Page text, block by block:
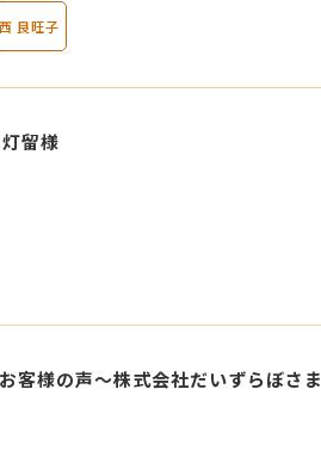
西 良旺子
留様
客様の声～株式会社だいずらぼさま